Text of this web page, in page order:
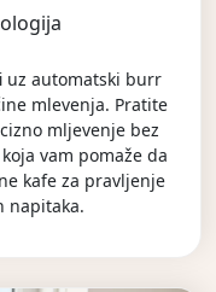
uz automatski burr
mlevenja. Pratite
mljevenje bez
vam pomaže da
kafe za pravljenje
napitaka.